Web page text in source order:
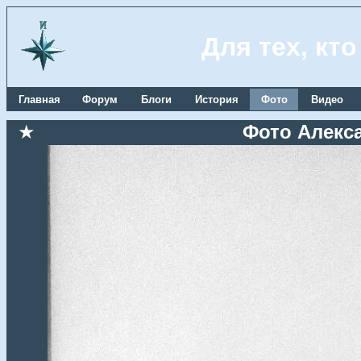
Для тех,
Главная Форум Блоги История Фото Видео
★ Фото